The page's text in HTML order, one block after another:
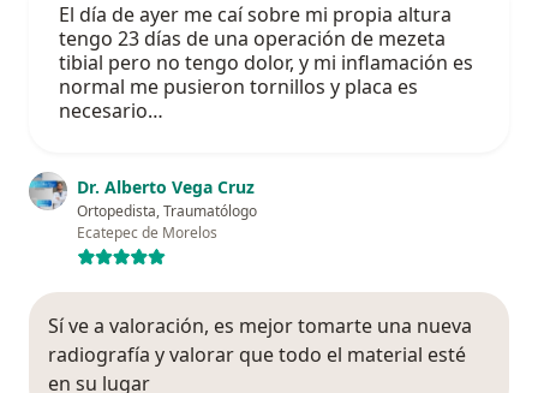
El día de ayer me caí sobre mi propia altura
tengo 23 días de una operación de mezeta
tibial pero no tengo dolor, y mi inflamación es
normal me pusieron tornillos y placa es
necesario…
Dr. Alberto Vega Cruz
Ortopedista, Traumatólogo
Ecatepec de Morelos
Sí ve a valoración, es mejor tomarte una nueva
radiografía y valorar que todo el material esté
en su lugar